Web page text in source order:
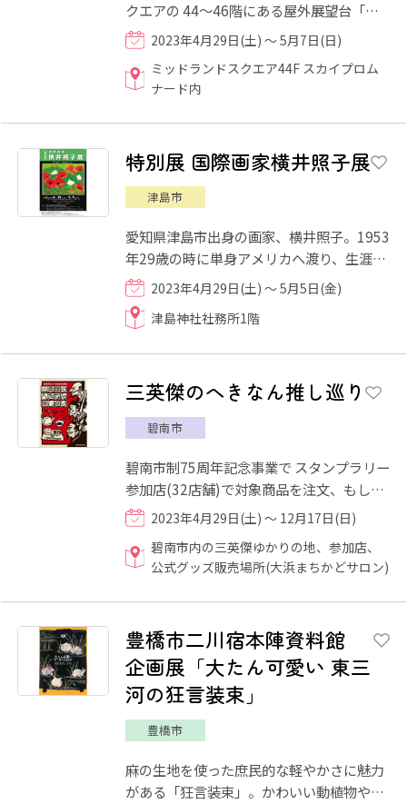
クエアの 44～46階にある屋外展望台「ス
カイプロムナード」の壁面にデジタルアー
トコンテンツのプロジ...
2023年4月29日(土) ～ 5月7日(日)
ミッドランドスクエア44F スカイプロム
ナード内
特別展 国際画家横井照子展
津島市
愛知県津島市出身の画家、横井照子。1953
年29歳の時に単身アメリカへ渡り、生涯を
終えるまで長年スイスで国民的画家として
活躍しました。そんな彼...
2023年4月29日(土) ～ 5月5日(金)
津島神社社務所1階
三英傑のへきなん推し巡り
碧南市
碧南市制75周年記念事業で スタンプラリー
参加店(32店舗)で対象商品を注文、もしく
は碧南市内の三英傑ゆかりの地（称名寺、
宝珠寺、大浜熊野大神...
2023年4月29日(土) ～ 12月17日(日)
碧南市内の三英傑ゆかりの地、参加店、
公式グッズ販売場所(大浜まちかどサロン)
豊橋市二川宿本陣資料館
企画展「大たん可愛い 東三
河の狂言装束」
豊橋市
麻の生地を使った庶民的な軽やかさに魅力
がある「狂言装束」。かわいい動植物や農